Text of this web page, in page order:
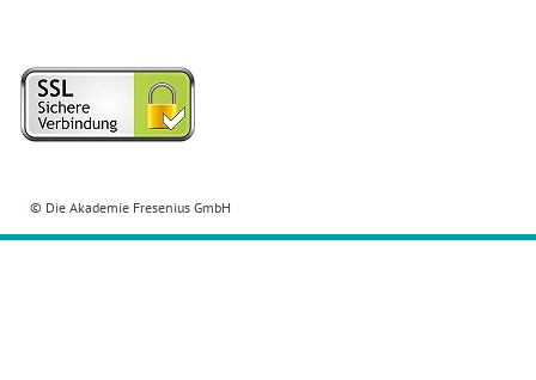
© Die Akademie Fresenius GmbH